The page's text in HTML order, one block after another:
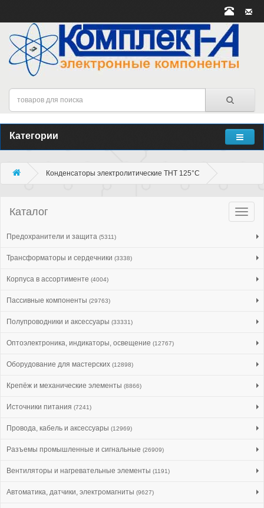
Категории
Конденсаторы электролитические THT 125°C
Каталог
Предохранители и защита (5311)
Трансформаторы и сердечники (3338)
Корпуса в ассортименте (4004)
Пассивные компоненты (29763)
Полупроводники и аксессуары (33331)
Оптоэлектроника, индикаторы, освещение (12767)
Оборудование для мастерских (12898)
Крепёж и механические элементы (8866)
Источники питания (7241)
Провода, кабель и аксессуары (12969)
Разъемы промышленные и сигнальные (26909)
Вентиляторы и нагревательные элементы (1191)
Автоматика, датчики, электромагниты (9627)